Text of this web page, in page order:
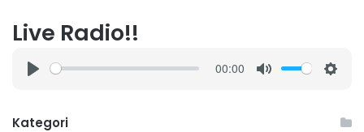
Live Radio!!
a
00:00
Kategori